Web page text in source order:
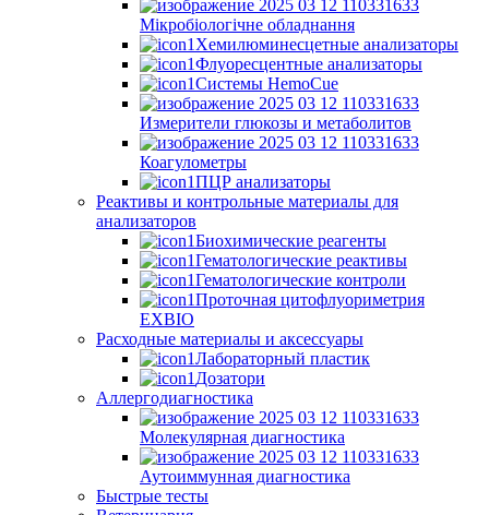
Мікробіологічне обладнання
Хемилюминесцетные анализаторы
Флуоресцентные анализаторы
Системы HemoCue
Измерители глюкозы и метаболитов
Коагулометры
ПЦР анализаторы
Реактивы и контрольные материалы для
анализаторов
Биохимические реагенты
Гематологические реактивы
Гематологические контроли
Проточная цитофлуориметрия
EXBIO
Расходные материалы и аксессуары
Лабораторный пластик
Дозатори
Аллергодиагностика
Молекулярная диагностика
Аутоиммунная диагностика
Быстрые тесты